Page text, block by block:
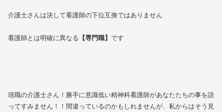
介護士さんは決して看護師の下位互換ではありません
看護師とは明確に異なる 【専門職】 です
現職の介護士さん！勝手に意識低い精神科看護師があなたたちの事を語
ってすみません！！間違っているのかもしれませんが、私からはそう見